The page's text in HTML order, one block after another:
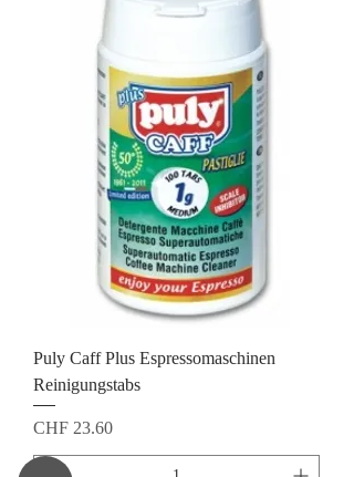
Puly Caff Plus Espressomaschinen
Reinigungstabs
Preis
CHF 23.60